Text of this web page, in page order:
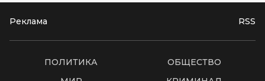
Реклама RSS
ПОЛИТИКА
ОБЩЕСТВО